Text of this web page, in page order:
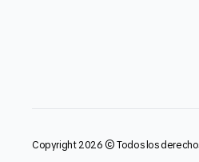
Copyright 2026 © Todos los